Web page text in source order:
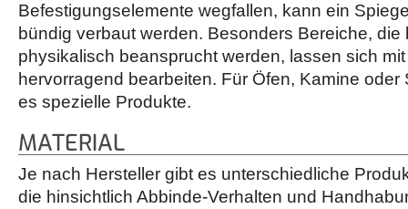
Befestigungselemente wegfallen, kann ein
bündig verbaut werden. Besonders Bereiche, die
physikalisch beansprucht werden, lassen sich
hervorragend bearbeiten. Für Öfen, Kamine oder
es spezielle Produkte.
MATERIAL
Je nach Hersteller gibt es unterschiedliche
die hinsichtlich Abbinde-Verhalten und